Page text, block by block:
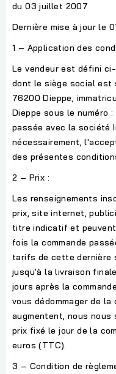
du 03 juillet 2007
Dernière mise à jour le
1 – Application des
Le vendeur est défini
dont le siège social est
76200 Dieppe,
Dieppe sous le numéro
passée avec la société
nécessairement,
des présentes
2 – Prix :
Les renseignements
prix, site internet,
titre indicatif et
fois la commande
tarifs de cette dernière
jusqu'à la livraison
jours après la
vous dédommager de
augmentent, nous nous
prix fixé le jour de la
euros (TTC).
3 – Condition de